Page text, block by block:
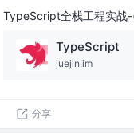
TypeScript全栈工程实战-
TypeScript
juejin.im
分享